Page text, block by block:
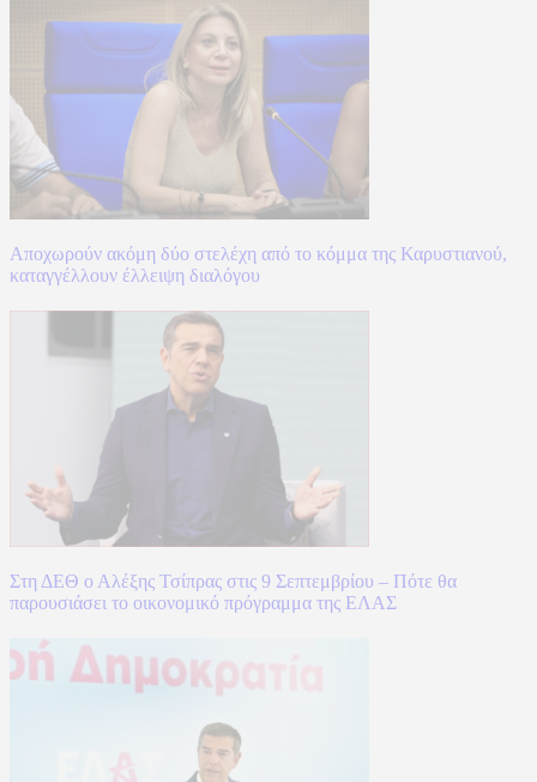
Αποχωρούν ακόμη δύο στελέχη από το κόμμα της Καρυστιανού,
καταγγέλλουν έλλειψη διαλόγου
Στη ΔΕΘ ο Αλέξης Τσίπρας στις 9 Σεπτεμβρίου – Πότε θα
παρουσιάσει το οικονομικό πρόγραμμα της ΕΛΑΣ